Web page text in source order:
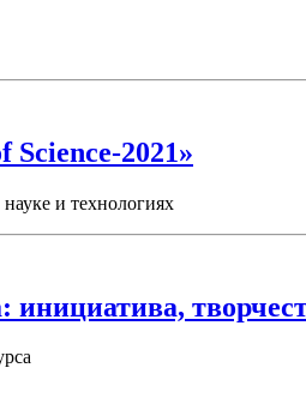
Science-2021»
и технологиях
инициатива,